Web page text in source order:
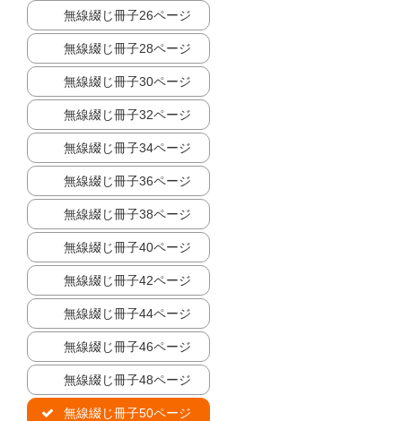
無線綴じ冊子26ページ
無線綴じ冊子28ページ
無線綴じ冊子30ページ
無線綴じ冊子32ページ
無線綴じ冊子34ページ
無線綴じ冊子36ページ
無線綴じ冊子38ページ
無線綴じ冊子40ページ
無線綴じ冊子42ページ
無線綴じ冊子44ページ
無線綴じ冊子46ページ
無線綴じ冊子48ページ
無線綴じ冊子50ページ